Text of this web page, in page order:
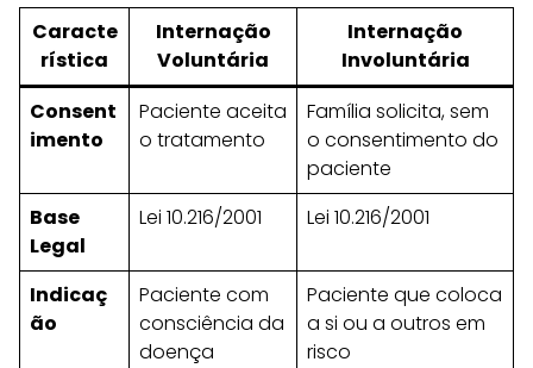
Caracte
rística
Internação
Voluntária
Internação
Involuntária
Consent
imento
Paciente aceita
o tratamento
Família solicita, sem
o consentimento do
paciente
Base
Legal
Lei 10.216/2001 Lei 10.216/2001
Indicaç
ão
Paciente com
consciência da
doença
Paciente que coloca
a si ou a outros em
risco